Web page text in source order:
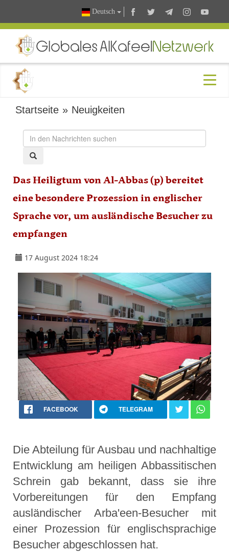
Deutsch
Startseite » Neuigkeiten
Das Heiligtum von Al-Abbas (p) bereitet
eine besondere Prozession in englischer
Sprache vor, um ausländische Besucher zu
empfangen
17 August 2024 18:24
FACEBOOK TELEGRAM
Die Abteilung für Ausbau und nachhaltige
Entwicklung am heiligen Abbassitischen
Schrein gab bekannt, dass sie ihre
Vorbereitungen für den Empfang
ausländischer Arba'een-Besucher mit
einer Prozession für englischsprachige
Besucher abgeschlossen hat.